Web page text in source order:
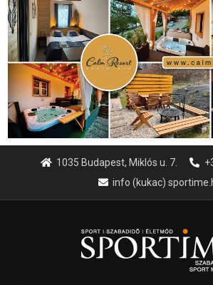
1035 Budapest, Miklós u. 7.
info (kukac)